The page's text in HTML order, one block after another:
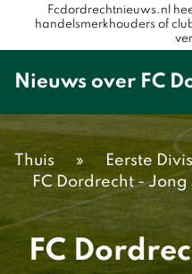
Fcdordrechtnieuws.nl
handelsmerkhouders of
Nieuws over FC
Thuis » Eerste
FC Dordrecht - Jong
FC